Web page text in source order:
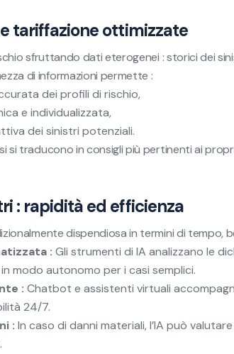
tariffazione ottimizzate
sfruttando dati eterogenei : storici dei
di informazioni permette :
dei profili di rischio,
e individualizzata,
dei sinistri potenziali.
si traducono in consigli più pertinenti ai
: rapidità ed efficienza
dispendiosa in termini di tempo,
: Gli strumenti di IA analizzano le
modo autonomo per i casi semplici.
: Chatbot e assistenti virtuali
24/7.
: In caso di danni materiali, l’IA può